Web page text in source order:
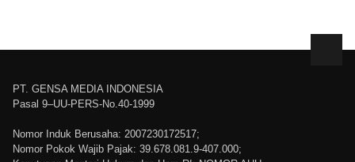
PT. GENSA MEDIA INDONESIA
Pasal 9–UU-PERS-No.40-1999
Nomor Induk Berusaha: 2007230172517;
Nomor Pokok Wajib Pajak: 39.678.081.9-407.000;